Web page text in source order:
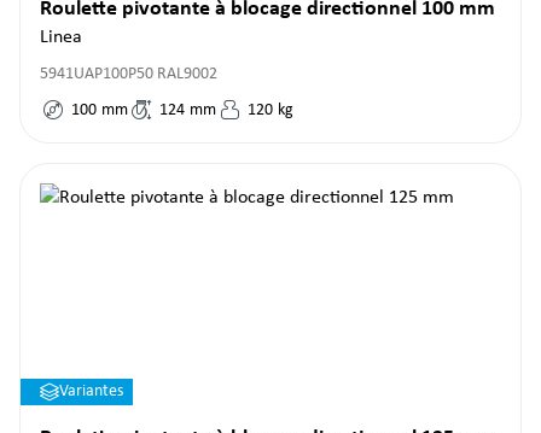
Roulette pivotante à blocage directionnel 100 mm
Linea
5941UAP100P50 RAL9002
100 mm 124 mm 120 kg
Variantes